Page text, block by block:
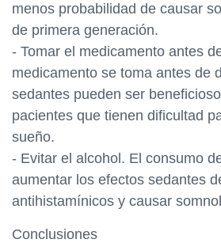
menos probabilidad de causar
de primera generación.
- Tomar el medicamento antes
medicamento se toma antes de
sedantes pueden ser
pacientes que tienen dificultad
sueño.
- Evitar el alcohol. El consumo
aumentar los efectos sedantes
antihistamínicos y causar
Conclusiones